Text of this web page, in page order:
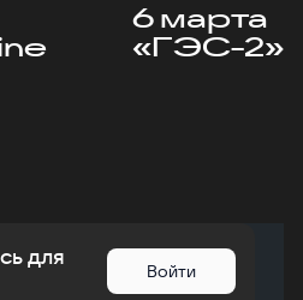
6 марта
«ГЭС-2»
для
Войти